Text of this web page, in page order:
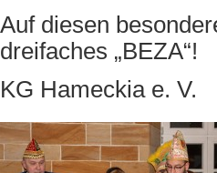
Auf diesen
dreifaches „BEZA“!
KG Hameckia e. V.